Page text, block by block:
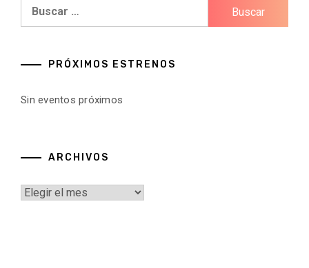
PRÓXIMOS ESTRENOS
Sin eventos próximos
ARCHIVOS
Archivos